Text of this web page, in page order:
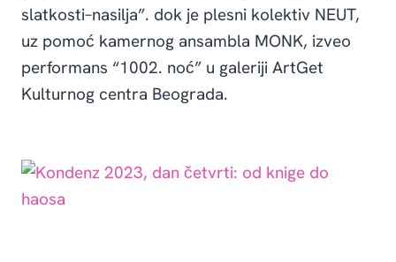
slatkosti–nasilja”. dok je plesni kolektiv NEUT,
uz pomoć kamernog ansambla MONK, izveo
performans “1002. noć” u galeriji ArtGet
Kulturnog centra Beograda.